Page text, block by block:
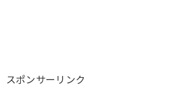
スポンサーリンク